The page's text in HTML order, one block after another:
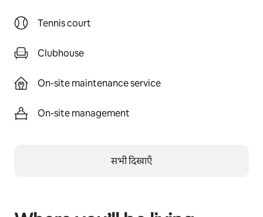
Tennis court
Clubhouse
On-site maintenance service
On-site management
सभी दिखाएँ